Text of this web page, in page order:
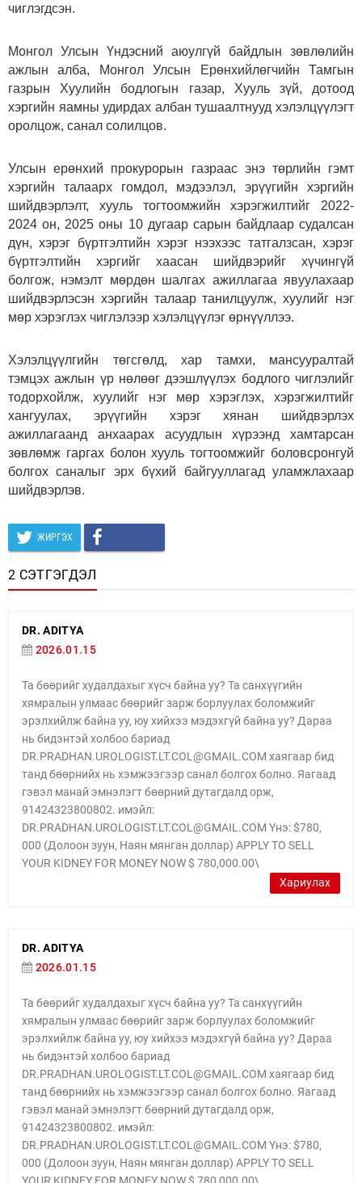
чиглэгдсэн.
Монгол Улсын Үндэсний аюулгүй байдлын зөвлөлийн
ажлын алба, Монгол Улсын Ерөнхийлөгчийн Тамгын
газрын Хуулийн бодлогын газар, Хууль зүй, дотоод
хэргийн яамны удирдах албан тушаалтнууд хэлэлцүүлэгт
оролцож, санал солилцов.
Улсын ерөнхий прокурорын газраас энэ төрлийн гэмт
хэргийн талаарх гомдол, мэдээлэл, эрүүгийн хэргийн
шийдвэрлэлт, хууль тогтоомжийн хэрэгжилтийг 2022-
2024 он, 2025 оны 10 дугаар сарын байдлаар судалсан
дүн, хэрэг бүртгэлтийн хэрэг нээхээс татгалзсан, хэрэг
бүртгэлтийн хэргийг хаасан шийдвэрийг хүчингүй
болгож, нэмэлт мөрдөн шалгах ажиллагаа явуулахаар
шийдвэрлэсэн хэргийн талаар танилцуулж, хуулийг нэг
мөр хэрэглэх чиглэлээр хэлэлцүүлэг өрнүүллээ.
Хэлэлцүүлгийн төгсгөлд, хар тамхи, мансууралтай
тэмцэх ажлын үр нөлөөг дээшлүүлэх бодлого чиглэлийг
тодорхойлж, хуулийг нэг мөр хэрэглэх, хэрэгжилтийг
хангуулах, эрүүгийн хэрэг хянан шийдвэрлэх
ажиллагаанд анхаарах асуудлын хүрээнд хамтарсан
зөвлөмж гаргах болон хууль тогтоомжийг боловсронгуй
болгох саналыг эрх бүхий байгууллагад уламжлахаар
шийдвэрлэв.
ЖИРГЭХ
2 СЭТГЭГДЭЛ
DR. ADITYA
2026.01.15
Та бөөрийг худалдахыг хүсч байна уу? Та санхүүгийн
хямралын улмаас бөөрийг зарж борлуулах боломжийг
эрэлхийлж байна уу, юу хийхээ мэдэхгүй байна уу? Дараа
нь бидэнтэй холбоо бариад
DR.PRADHAN.UROLOGIST.LT.COL@GMAIL.COM хаягаар бид
танд бөөрнийх нь хэмжээгээр санал болгох болно. Яагаад
гэвэл манай эмнэлэгт бөөрний дутагдалд орж,
91424323800802. имэйл:
DR.PRADHAN.UROLOGIST.LT.COL@GMAIL.COM Yнэ: $780,
000 (Долоон зуун, Наян мянган доллар) APPLY TO SELL
YOUR KIDNEY FOR MONEY NOW $ 780,000.00\
Хариулах
DR. ADITYA
2026.01.15
Та бөөрийг худалдахыг хүсч байна уу? Та санхүүгийн
хямралын улмаас бөөрийг зарж борлуулах боломжийг
эрэлхийлж байна уу, юу хийхээ мэдэхгүй байна уу? Дараа
нь бидэнтэй холбоо бариад
DR.PRADHAN.UROLOGIST.LT.COL@GMAIL.COM хаягаар бид
танд бөөрнийх нь хэмжээгээр санал болгох болно. Яагаад
гэвэл манай эмнэлэгт бөөрний дутагдалд орж,
91424323800802. имэйл:
DR.PRADHAN.UROLOGIST.LT.COL@GMAIL.COM Yнэ: $780,
000 (Долоон зуун, Наян мянган доллар) APPLY TO SELL